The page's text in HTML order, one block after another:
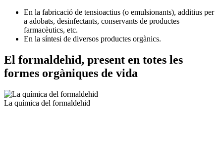
En la fabricació de tensioactius (o emulsionants), additius per
a adobats, desinfectants, conservants de productes
farmacèutics, etc.
En la síntesi de diversos productes orgànics.
El formaldehid, present en totes les
formes orgàniques de vida
La química del formaldehid